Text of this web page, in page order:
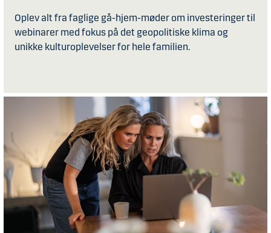
Oplev alt fra faglige gå-hjem-møder om investeringer til
webinarer med fokus på det geopolitiske klima og
unikke kulturoplevelser for hele familien.